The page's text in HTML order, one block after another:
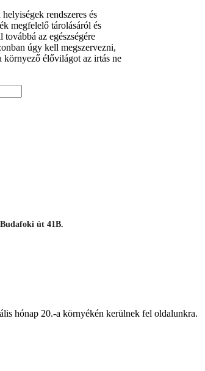
rendszeres és
megfelelő tárolásáról és
az egészségére
úgy kell megszervezni,
környező élővilágot az irtás ne
út 41B.
hónap 20.-a környékén kerülnek fel oldalunkra.